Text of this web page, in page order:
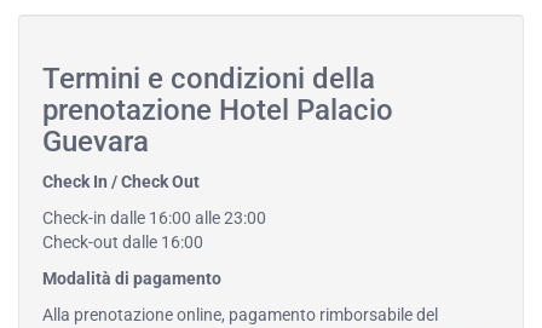
Termini e condizioni della
prenotazione Hotel Palacio
Guevara
Check In / Check Out
Check-in dalle 16:00 alle 23:00
Check-out dalle 16:00
Modalità di pagamento
Alla prenotazione online, pagamento rimborsabile del